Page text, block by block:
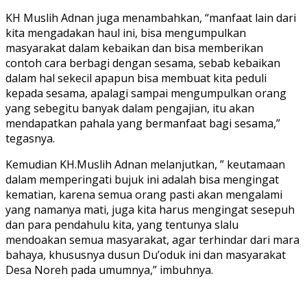
KH Muslih Adnan juga menambahkan, “manfaat lain dari
kita mengadakan haul ini, bisa mengumpulkan
masyarakat dalam kebaikan dan bisa memberikan
contoh cara berbagi dengan sesama, sebab kebaikan
dalam hal sekecil apapun bisa membuat kita peduli
kepada sesama, apalagi sampai mengumpulkan orang
yang sebegitu banyak dalam pengajian, itu akan
mendapatkan pahala yang bermanfaat bagi sesama,”
tegasnya.
Kemudian KH.Muslih Adnan melanjutkan, ” keutamaan
dalam memperingati bujuk ini adalah bisa mengingat
kematian, karena semua orang pasti akan mengalami
yang namanya mati, juga kita harus mengingat sesepuh
dan para pendahulu kita, yang tentunya slalu
mendoakan semua masyarakat, agar terhindar dari mara
bahaya, khususnya dusun Du’oduk ini dan masyarakat
Desa Noreh pada umumnya,” imbuhnya.